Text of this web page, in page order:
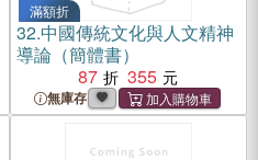
滿額折
32.中國傳統文化與人文精神
導論（簡體書）
87
355
無庫存